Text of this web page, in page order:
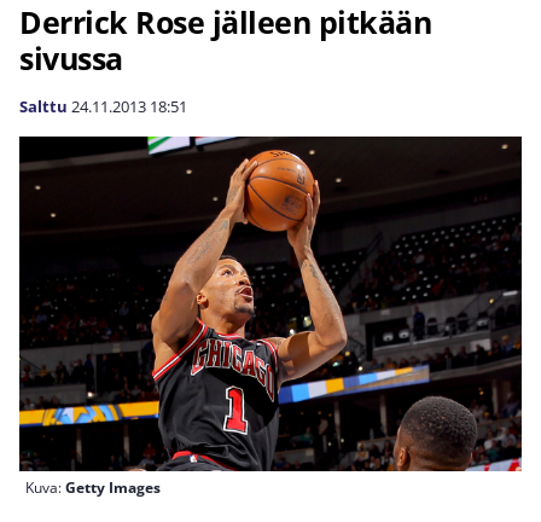
Derrick Rose jälleen pitkään
sivussa
Salttu 24.11.2013 18:51
Kuva:Getty Images